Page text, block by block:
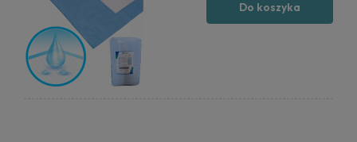
Do koszyka